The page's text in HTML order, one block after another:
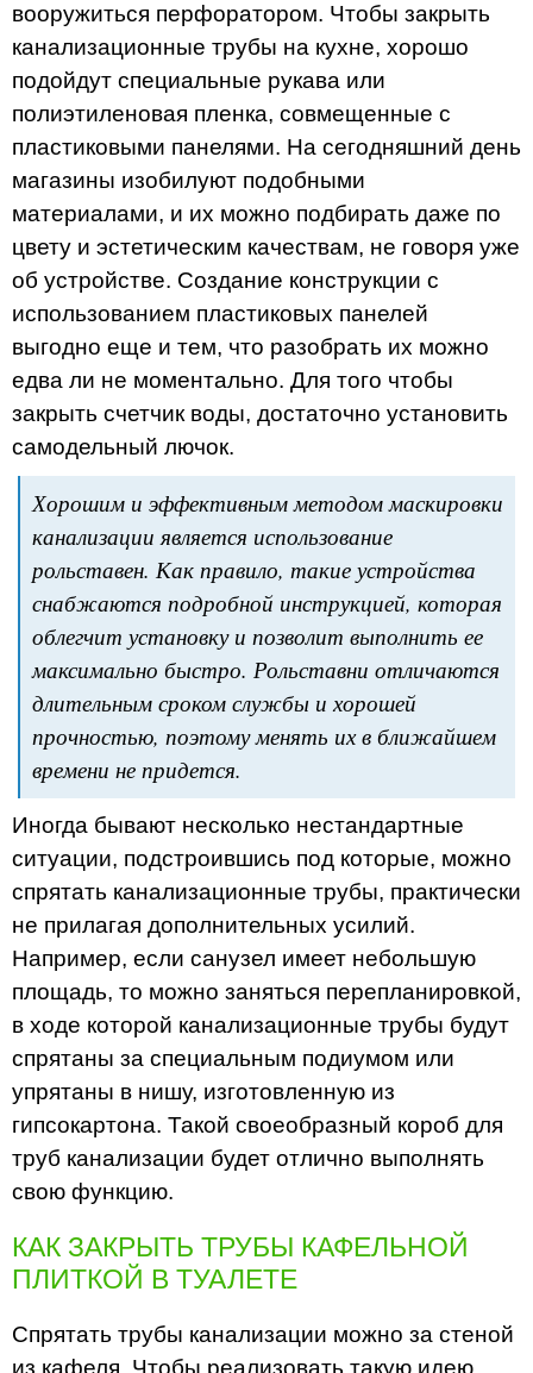
вооружиться перфоратором. Чтобы закрыть
канализационные трубы на кухне, хорошо
подойдут специальные рукава или
полиэтиленовая пленка, совмещенные с
пластиковыми панелями. На сегодняшний день
магазины изобилуют подобными
материалами, и их можно подбирать даже по
цвету и эстетическим качествам, не говоря уже
об устройстве. Создание конструкции с
использованием пластиковых панелей
выгодно еще и тем, что разобрать их можно
едва ли не моментально. Для того чтобы
закрыть счетчик воды, достаточно установить
самодельный лючок.
Хорошим и эффективным методом маскировки
канализации является использование
рольставен. Как правило, такие устройства
снабжаются подробной инструкцией, которая
облегчит установку и позволит выполнить ее
максимально быстро. Рольставни отличаются
длительным сроком службы и хорошей
прочностью, поэтому менять их в ближайшем
времени не придется.
Иногда бывают несколько нестандартные
ситуации, подстроившись под которые, можно
спрятать канализационные трубы, практически
не прилагая дополнительных усилий.
Например, если санузел имеет небольшую
площадь, то можно заняться перепланировкой,
в ходе которой канализационные трубы будут
спрятаны за специальным подиумом или
упрятаны в нишу, изготовленную из
гипсокартона. Такой своеобразный короб для
труб канализации будет отлично выполнять
свою функцию.
КАК ЗАКРЫТЬ ТРУБЫ КАФЕЛЬНОЙ
ПЛИТКОЙ В ТУАЛЕТЕ
Спрятать трубы канализации можно за стеной